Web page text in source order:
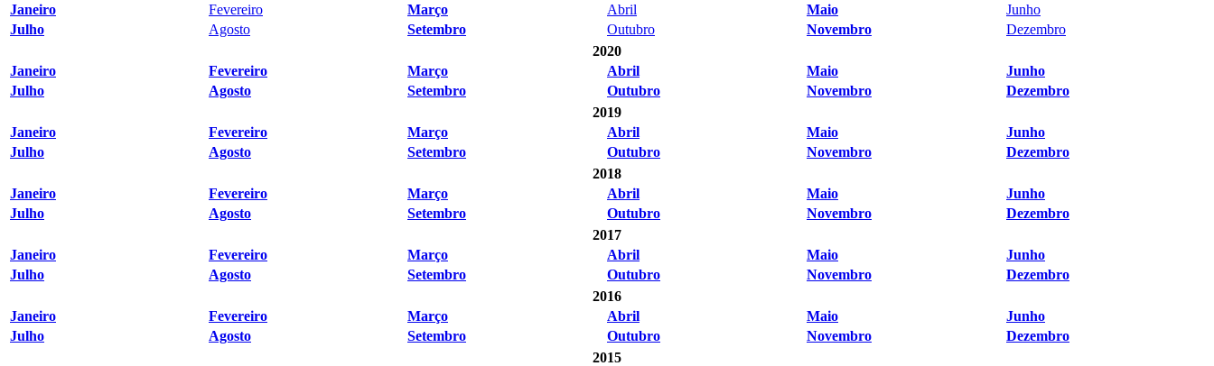
Janeiro
Fevereiro Março Abril Maio
Junho
Julho
Agosto Setembro Outubro Novembro
Dezembro
2020
Janeiro
Fevereiro Março Abril Maio
Junho
Julho
Agosto Setembro Outubro Novembro
Dezembro
2019
Janeiro
Fevereiro Março Abril Maio
Junho
Julho
Agosto Setembro Outubro Novembro
Dezembro
2018
Janeiro
Fevereiro Março Abril Maio
Junho
Julho
Agosto Setembro Outubro Novembro
Dezembro
2017
Janeiro
Fevereiro Março Abril Maio
Junho
Julho
Agosto Setembro Outubro Novembro
Dezembro
2016
Janeiro
Fevereiro Março Abril Maio
Junho
Julho
Agosto Setembro Outubro Novembro
Dezembro
2015